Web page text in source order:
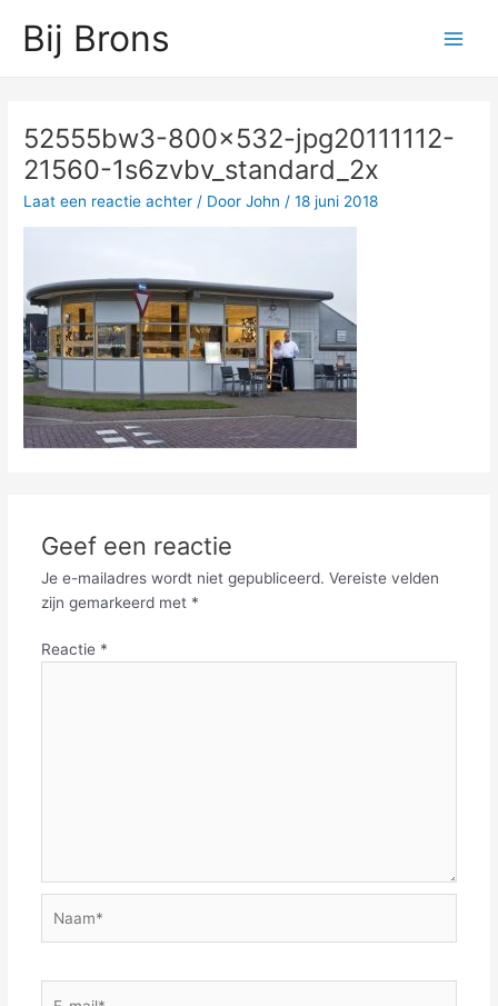
naarBij Brons
52555bw3-800×532-jpg20111112-
21560-1s6zvbv_standard_2x
Laat een reactie achter / DoorJohn /18 juni 2018
Geef een reactie
Je e-mailadres wordt niet gepubliceerd. Vereiste velden
zijn gemarkeerd met *
Reactie *